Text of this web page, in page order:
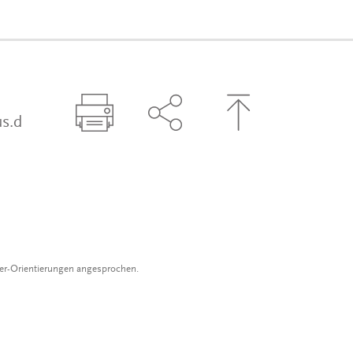
Orientierungen angesprochen.